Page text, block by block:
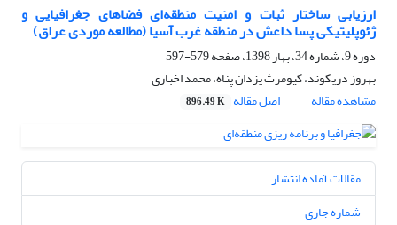
ارزیابی ساختار ثبات و امنیت منطقه‌ای فضاهای جغرافیایی و
ژئوپلیتیکی پسا داعش در منطقه غرب آسیا (مطالعه موردی عراق)
دوره 9، شماره 34، بهار 1398، صفحه
579-597
بهروز دریکوند، کیومرث یزدان پناه، محمد اخباری
مشاهده مقاله
اصل مقاله 896.49 K
مقالات آماده انتشار
شماره جاری